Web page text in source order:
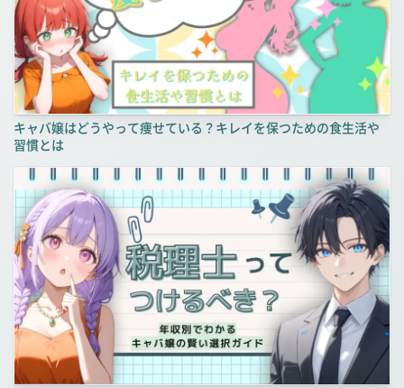
キャバ嬢はどうやって痩せている？キレイを保つための食生活や
習慣とは